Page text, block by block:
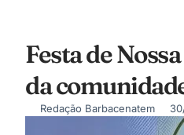
Festa de
da
Redação Barbacenatem